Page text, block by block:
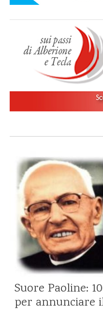
Suore Paoline:
per annunciare